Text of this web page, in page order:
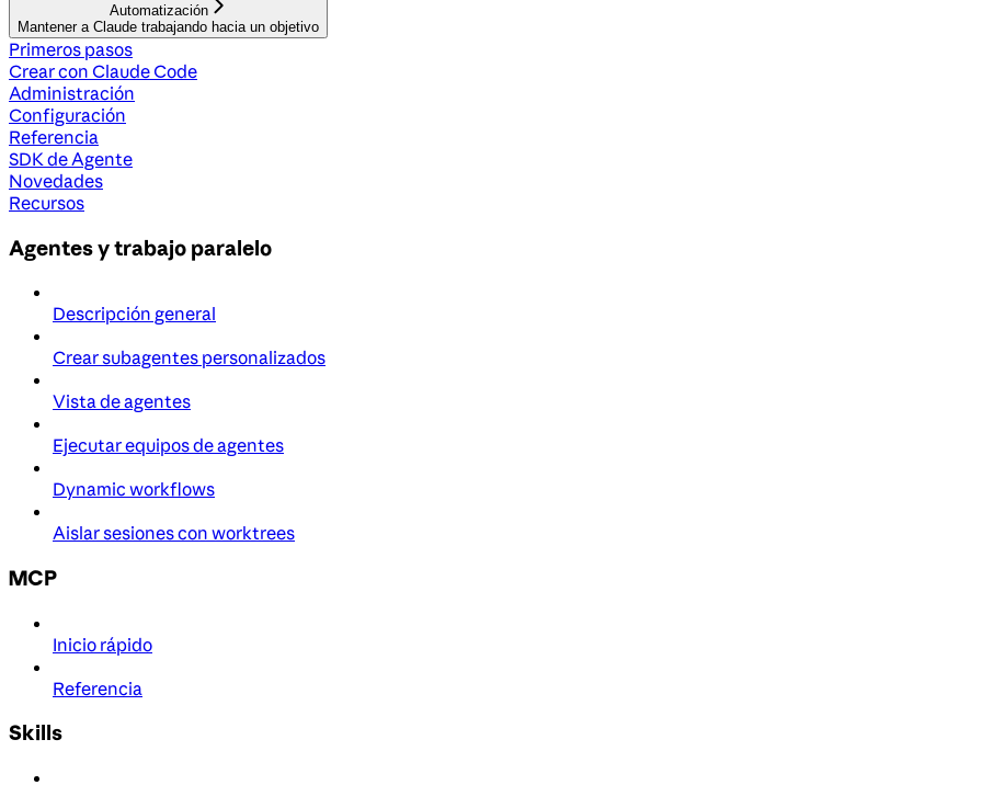
Automatización
Mantener a Claude trabajando hacia un objetivo
Primeros pasos
Crear con Claude Code
Administración
Configuración
Referencia
SDK de Agente
Novedades
Recursos
Agentes y trabajo paralelo
Descripción general
Crear subagentes personalizados
Vista de agentes
Ejecutar equipos de agentes
Dynamic workflows
Aislar sesiones con worktrees
MCP
Inicio rápido
Referencia
Skills